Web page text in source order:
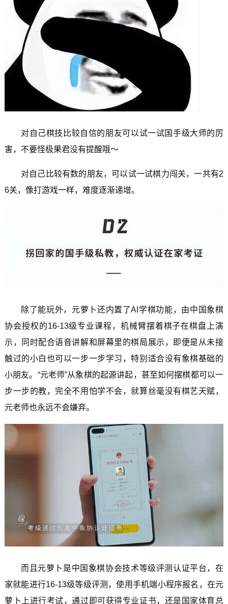
对自己棋技比较自信的朋友可以试一试国手级大师的厉
害，不要怪极果君没有提醒哦～
对自己比较有数的朋友，可以试一试棋力闯关，一共有2
6关，像打游戏一样，难度逐渐递增。
除了能玩外，元萝卜还内置了AI学棋功能，由中国象棋
协会授权的16-13级专业课程，机械臂摆着棋子在棋盘上演
示，同时配合语音讲解和屏幕里的棋局展示，即便是从未接
触过的小白也可以一步一步学习，特别适合没有象棋基础的
小朋友。“元老师”从象棋的起源讲起，甚至如何摆棋都可以一
步一步的教，完全不用怕学不会，就算丝毫没有棋艺天赋，
元老师也永远不会嫌弃。
而且元萝卜是中国象棋协会技术等级评测认证平台，在
家就能进行16-13级等级评测，使用手机端小程序报名，在元
萝卜上进行考试，通过即可获得专业证书，还是国家体育总